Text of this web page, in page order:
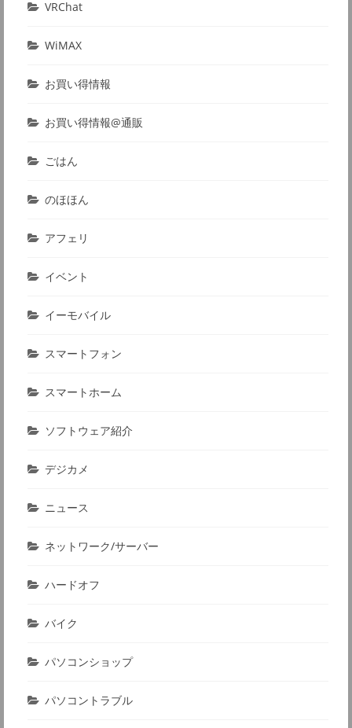
VRChat
WiMAX
お買い得情報
お買い得情報@通販
ごはん
のほほん
アフェリ
イベント
イーモバイル
スマートフォン
スマートホーム
ソフトウェア紹介
デジカメ
ニュース
ネットワーク/サーバー
ハードオフ
バイク
パソコンショップ
パソコントラブル